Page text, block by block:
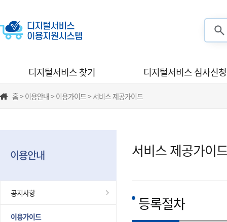
디지털서비스 찾기 디지털서비스 심사신청
홈 > 이용안내 > 이용가이드 > 서비스 제공가이드
이용안내
공지사항
이용가이드
서비스 제공가이
등록절차